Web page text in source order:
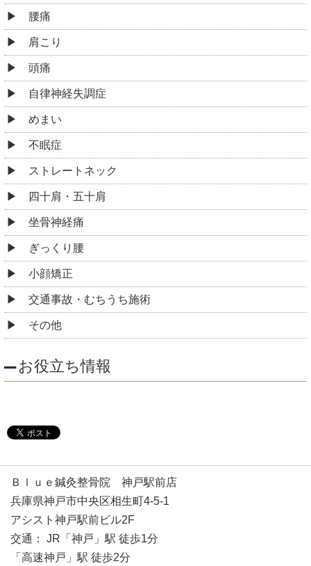
腰痛
肩こり
頭痛
自律神経失調症
めまい
不眠症
ストレートネック
四十肩・五十肩
坐骨神経痛
ぎっくり腰
小顔矯正
交通事故・むちうち施術
その他
お役立ち情報
Ｂｌｕｅ鍼灸整骨院 神戸駅前店
兵庫県神戸市中央区相生町4-5-1
アシスト神戸駅前ビル2F
交通： JR「神戸」駅 徒歩1分
「高速神戸」駅 徒歩2分